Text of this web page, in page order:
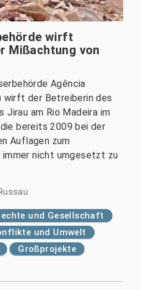
wirft
Mißachtung von
Agência
wirft der Betreiberin des
am Rio Madeira im
bereits 2009 bei der
Auflagen zum
nicht umgesetzt zu
und Gesellschaft
und Umwelt
Großprojekte